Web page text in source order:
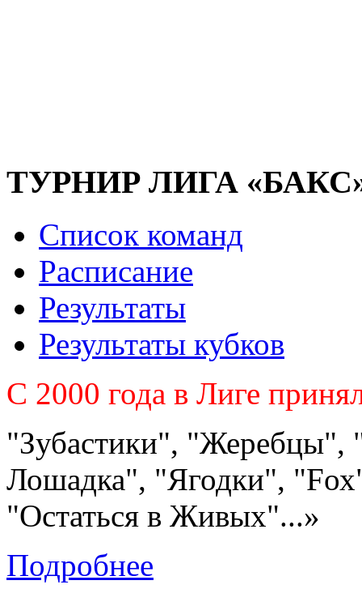
ТУРНИР ЛИГА
Список команд
Расписание
Результаты
Результаты кубков
C 2000 года в Лиге
"Зубастики", "Жеребцы",
Лошадка", "Ягодки",
"Остаться в Живых"...»
Подробнее